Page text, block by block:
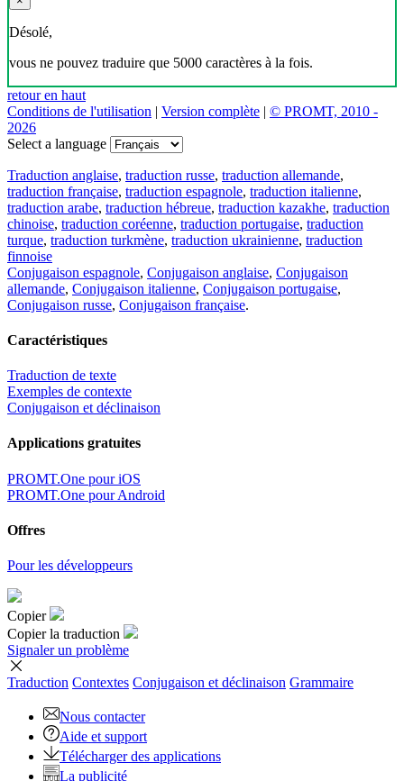
Désolé,
vous ne pouvez traduire que 5000 caractères à la fois.
retour en haut
Conditions de l'utilisation | Version complète | © PROMT, 2010 -
2026
Select a language
Traduction anglaise, traduction russe, traduction allemande,
traduction française, traduction espagnole, traduction italienne,
traduction arabe, traduction hébreue, traduction kazakhe, traduction
chinoise, traduction coréenne, traduction portugaise, traduction
turque, traduction turkmène, traduction ukrainienne, traduction
finnoise
Conjugaison espagnole, Conjugaison anglaise, Conjugaison
allemande, Conjugaison italienne, Conjugaison portugaise,
Conjugaison russe, Conjugaison française.
Caractéristiques
Traduction de texte
Exemples de contexte
Conjugaison et déclinaison
Applications gratuites
PROMT.One pour iOS
PROMT.One pour Android
Offres
Pour les développeurs
Copier
Copier la traduction
Signaler un problème
Traduction Contextes Conjugaison et déclinaison Grammaire
Nous contacter
Aide et support
Télécharger des applications
La publicité